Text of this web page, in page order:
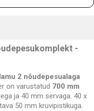
-
2 nõudepesualaga
on varustatud 700 mm
ja 40 mm servaga. 40 x
50 mm kruvipistikuga.